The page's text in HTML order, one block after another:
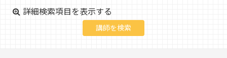
詳細検索項目を表示する